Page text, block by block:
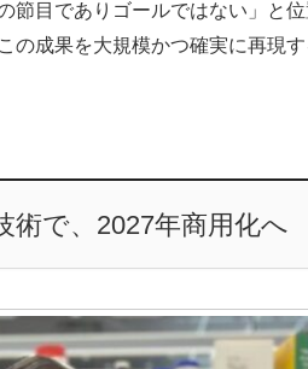
節目でありゴールではない」と
の成果を大規模かつ確実に再現
術で、2027年商用化へ